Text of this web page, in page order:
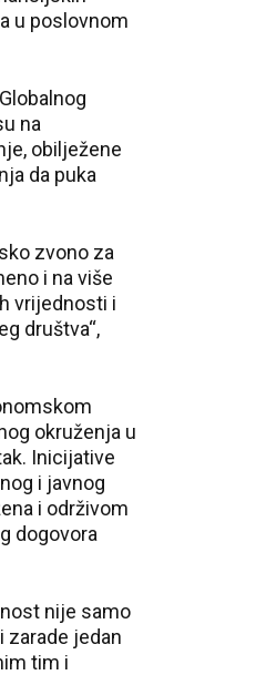
u poslovnom
na
obilježene
da puka
zvono za
i na više
vrijednosti i
društva“,
okruženja u
Inicijative
i javnog
i održivom
dogovora
nije samo
zarade jedan
tim i